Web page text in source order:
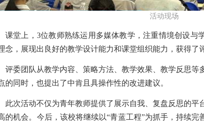
活动现场​
课堂上， 3位教师熟练运用多媒体教学，注重情境创设与
念 ， 展现出 良好的教学设计能力和课堂组织能力 ， 获得了
评委团队从教学内容、策略方法、教学效果、教学反思等
的同时，也提出了中肯且具操作性的改进建议。
此次活动不仅为青年教师提供了展示自我、 复盘反思的平
的机会。 今后，该校将继续以“青蓝工程”为抓手，持续完